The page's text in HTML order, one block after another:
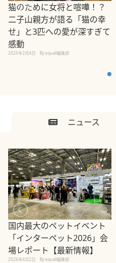
猫のために女将と喧嘩！？
二子山親方が語る「猫の幸
せ」と3匹への愛が深すぎて
感動
2026年2月4日 By equall編集部
ニュース
国内最大のペットイベント
「インターペット2026」会
場レポート【最新情報】
2026年4月2日 By equall編集部